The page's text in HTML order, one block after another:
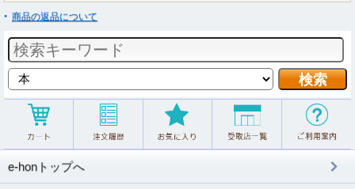
商品の返品について
e-honトップへ